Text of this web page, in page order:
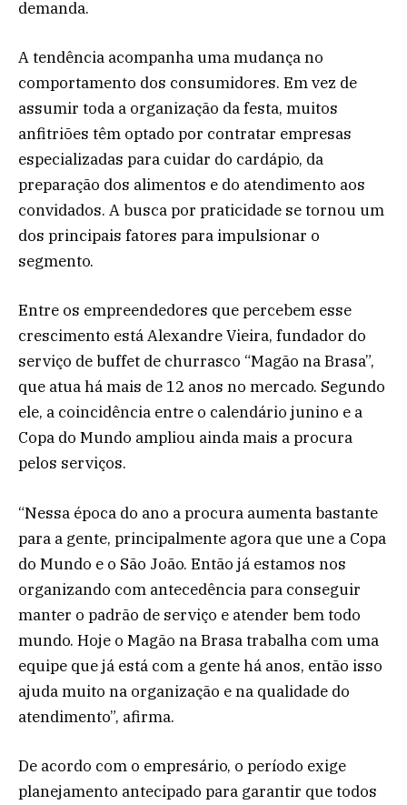
demanda.
A tendência acompanha uma mudança no
comportamento dos consumidores. Em vez de
assumir toda a organização da festa, muitos
anfitriões têm optado por contratar empresas
especializadas para cuidar do cardápio, da
preparação dos alimentos e do atendimento aos
convidados. A busca por praticidade se tornou um
dos principais fatores para impulsionar o
segmento.
Entre os empreendedores que percebem esse
crescimento está Alexandre Vieira, fundador do
serviço de buffet de churrasco “Magão na Brasa”,
que atua há mais de 12 anos no mercado. Segundo
ele, a coincidência entre o calendário junino e a
Copa do Mundo ampliou ainda mais a procura
pelos serviços.
“Nessa época do ano a procura aumenta bastante
para a gente, principalmente agora que une a Copa
do Mundo e o São João. Então já estamos nos
organizando com antecedência para conseguir
manter o padrão de serviço e atender bem todo
mundo. Hoje o Magão na Brasa trabalha com uma
equipe que já está com a gente há anos, então isso
ajuda muito na organização e na qualidade do
atendimento”, afirma.
De acordo com o empresário, o período exige
planejamento antecipado para garantir que todos